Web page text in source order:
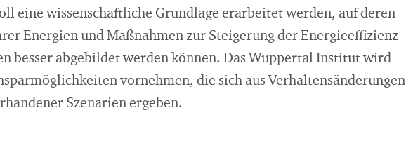
eine wissenschaftliche Grundlage erarbeitet werden, auf deren
Energien und Maßnahmen zur Steigerung der Energieeffizienz
besser abgebildet werden können. Das Wuppertal Institut wird
vornehmen, die sich aus Verhaltensänderungen
Szenarien ergeben.